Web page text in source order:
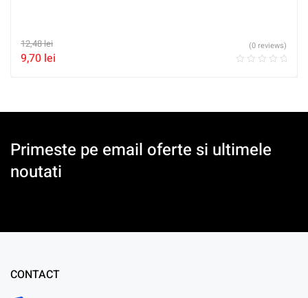
12,48lei
9,70 lei
(0 reviews)
Primeste pe email oferte si ultimele
noutati
CONTACT